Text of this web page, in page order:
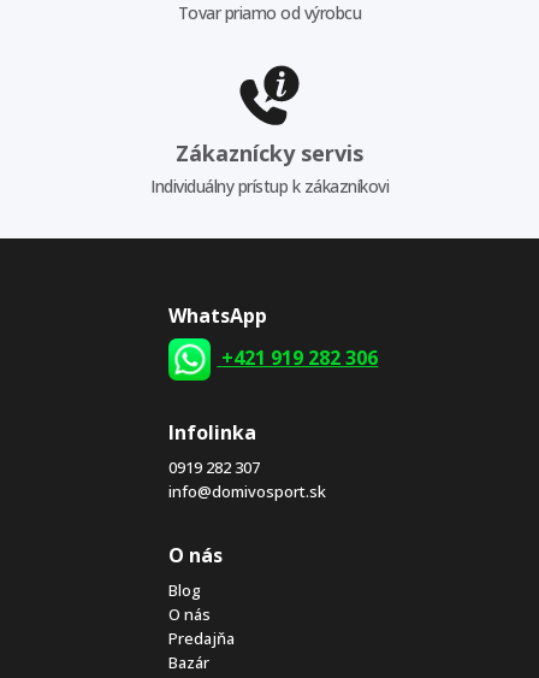
Tovar priamo od výrobcu
Zákaznícky servis
Individuálny prístup k zákazníkovi
WhatsApp
+421 919 282 306
Infolinka
0919 282 307
info@domivosport.sk
O nás
Blog
O nás
Predajňa
Bazár